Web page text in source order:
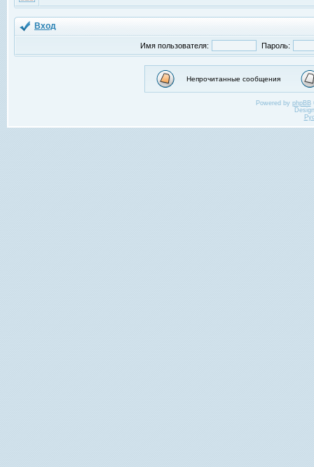
Вход
Имя пользователя: Пароль:
Непрочитанные сообщения
Powered by phpBB